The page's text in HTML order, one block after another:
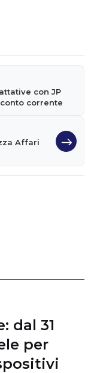
con JP
corrente
Affari
dal 31
per